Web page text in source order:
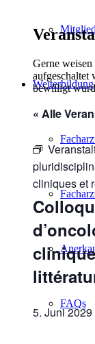
Weiterbildung
FAQs
Gerne
aufgeschaltet
bewilligt
« Alle
cliniques et
5. Juni